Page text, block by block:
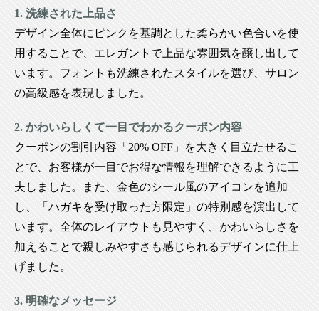
1. 洗練された上品さ
デザイン全体にピンクを基調とした柔らかい色合いを使
用することで、エレガントで上品な雰囲気を醸し出して
います。フォントも洗練されたスタイルを選び、サロン
の高級感を表現しました。
2. かわいらしくて一目でわかるクーポン内容
クーポンの割引内容「20% OFF」を大きく目立たせるこ
とで、お客様が一目でお得な情報を理解できるように工
夫しました。また、金色のシール風のアイコンを追加
し、「ハガキを受け取った方限定」の特別感を演出して
います。全体のレイアウトも見やすく、かわいらしさを
加えることで親しみやすさも感じられるデザインに仕上
げました。
3. 明確なメッセージ